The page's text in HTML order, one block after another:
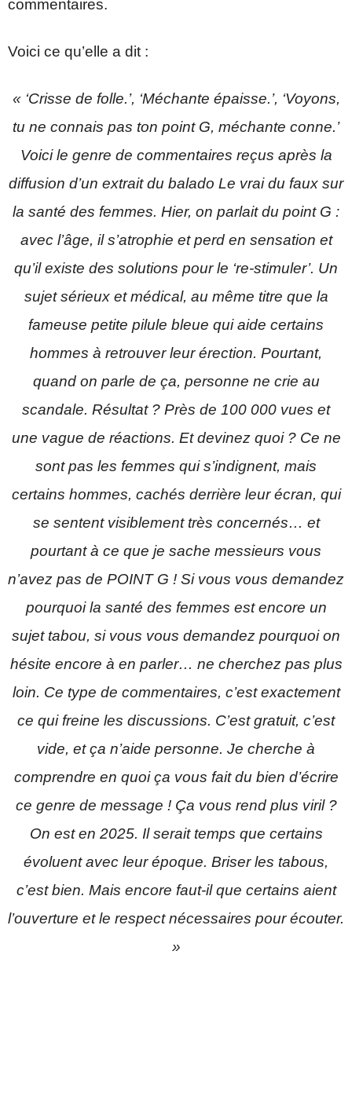
commentaires.
Voici ce qu’elle a dit :
« ‘Crisse de folle.’, ‘Méchante épaisse.’, ‘Voyons,
tu ne connais pas ton point G, méchante conne.’
Voici le genre de commentaires reçus après la
diffusion d’un extrait du balado Le vrai du faux sur
la santé des femmes. Hier, on parlait du point G :
avec l’âge, il s’atrophie et perd en sensation et
qu’il existe des solutions pour le ‘re-stimuler’. Un
sujet sérieux et médical, au même titre que la
fameuse petite pilule bleue qui aide certains
hommes à retrouver leur érection. Pourtant,
quand on parle de ça, personne ne crie au
scandale. Résultat ? Près de 100 000 vues et
une vague de réactions. Et devinez quoi ? Ce ne
sont pas les femmes qui s’indignent, mais
certains hommes, cachés derrière leur écran, qui
se sentent visiblement très concernés… et
pourtant à ce que je sache messieurs vous
n’avez pas de POINT G ! Si vous vous demandez
pourquoi la santé des femmes est encore un
sujet tabou, si vous vous demandez pourquoi on
hésite encore à en parler… ne cherchez pas plus
loin. Ce type de commentaires, c’est exactement
ce qui freine les discussions. C’est gratuit, c’est
vide, et ça n’aide personne. Je cherche à
comprendre en quoi ça vous fait du bien d’écrire
ce genre de message ! Ça vous rend plus viril ?
On est en 2025. Il serait temps que certains
évoluent avec leur époque. Briser les tabous,
c’est bien. Mais encore faut-il que certains aient
l’ouverture et le respect nécessaires pour écouter.
»